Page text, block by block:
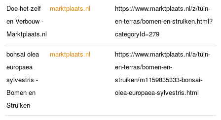
Doe-het-zelf
en Verbouw -
Marktplaats.nl
marktplaats.nl
https://www.marktplaats.nl/z/tuin-
en-terras/bomen-en-struiken.html?
categoryId=279
bonsai olea
europaea
sylvestris -
Bomen en
Struiken
marktplaats.nl
https://www.marktplaats.nl/a/tuin-
en-terras/bomen-en-
struiken/m1159835333-bonsai-
olea-europaea-sylvestris.html